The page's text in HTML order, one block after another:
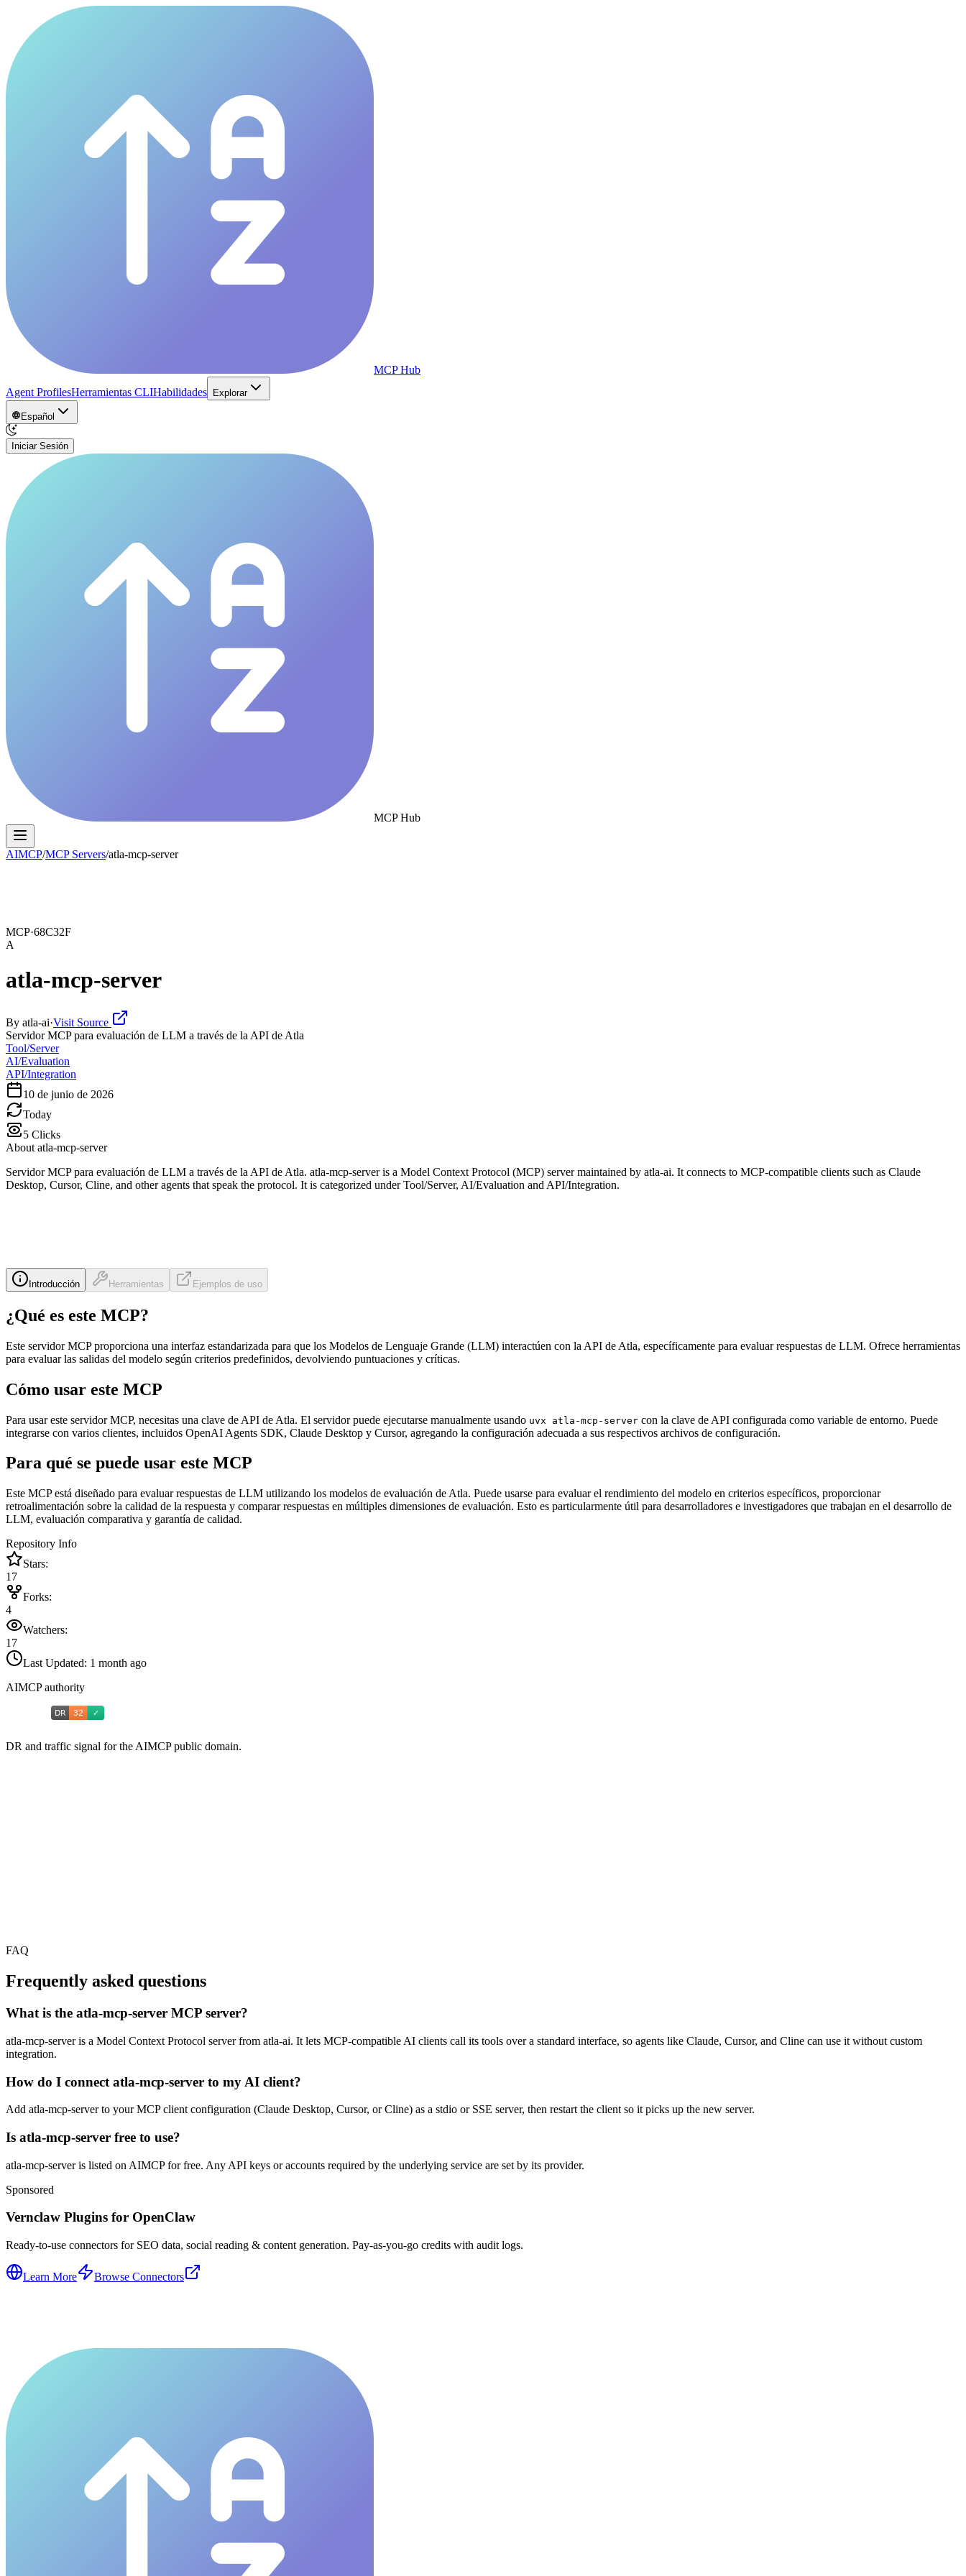
MCP Hub
Agent ProfilesHerramientas CLIHabilidades Explorar
Español
Iniciar Sesión
MCP Hub
AIMCP/MCP Servers/atla-mcp-server
MCP·68C32F
A
atla-mcp-server
By atla-ai·Visit Source
Servidor MCP para evaluación de LLM a través de la API de Atla
Tool/Server
AI/Evaluation
API/Integration
10 de junio de 2026
Today
5 Clicks
About atla-mcp-server
Servidor MCP para evaluación de LLM a través de la API de Atla. atla-mcp-server is a Model Context Protocol (MCP) server maintained by atla-ai. It connects to MCP-compatible clients such as Claude
Desktop, Cursor, Cline, and other agents that speak the protocol. It is categorized under Tool/Server, AI/Evaluation and API/Integration.
Introducción Herramientas Ejemplos de uso
¿Qué es este MCP?
Este servidor MCP proporciona una interfaz estandarizada para que los Modelos de Lenguaje Grande (LLM) interactúen con la API de Atla, específicamente para evaluar respuestas de LLM. Ofrece herramientas
para evaluar las salidas del modelo según criterios predefinidos, devolviendo puntuaciones y críticas.
Cómo usar este MCP
Para usar este servidor MCP, necesitas una clave de API de Atla. El servidor puede ejecutarse manualmente usando uvx atla-mcp-server con la clave de API configurada como variable de entorno. Puede
integrarse con varios clientes, incluidos OpenAI Agents SDK, Claude Desktop y Cursor, agregando la configuración adecuada a sus respectivos archivos de configuración.
Para qué se puede usar este MCP
Este MCP está diseñado para evaluar respuestas de LLM utilizando los modelos de evaluación de Atla. Puede usarse para evaluar el rendimiento del modelo en criterios específicos, proporcionar
retroalimentación sobre la calidad de la respuesta y comparar respuestas en múltiples dimensiones de evaluación. Esto es particularmente útil para desarrolladores e investigadores que trabajan en el desarrollo de
LLM, evaluación comparativa y garantía de calidad.
Repository Info
Stars:
17
Forks:
4
Watchers:
17
Last Updated: 1 month ago
AIMCP authority
DR and traffic signal for the AIMCP public domain.
FAQ
Frequently asked questions
What is the atla-mcp-server MCP server?
atla-mcp-server is a Model Context Protocol server from atla-ai. It lets MCP-compatible AI clients call its tools over a standard interface, so agents like Claude, Cursor, and Cline can use it without custom
integration.
How do I connect atla-mcp-server to my AI client?
Add atla-mcp-server to your MCP client configuration (Claude Desktop, Cursor, or Cline) as a stdio or SSE server, then restart the client so it picks up the new server.
Is atla-mcp-server free to use?
atla-mcp-server is listed on AIMCP for free. Any API keys or accounts required by the underlying service are set by its provider.
Sponsored
Vernclaw Plugins for OpenClaw
Ready-to-use connectors for SEO data, social reading & content generation. Pay-as-you-go credits with audit logs.
Learn More Browse Connectors